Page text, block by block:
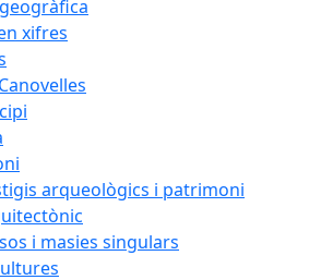
xifres
arqueològics i patrimoni
i masies singulars